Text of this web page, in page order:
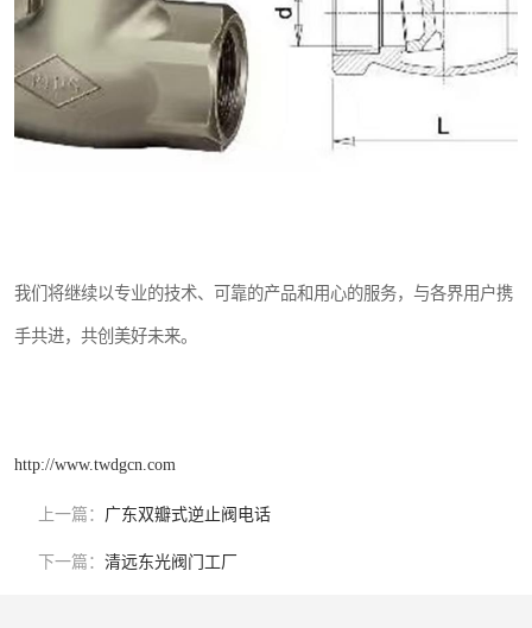
我们将继续以专业的技术、可靠的产品和用心的服务，与各界用户携
手共进，共创美好未来。
http://www.twdgcn.com
上一篇： 广东双瓣式逆止阀电话
下一篇： 清远东光阀门工厂